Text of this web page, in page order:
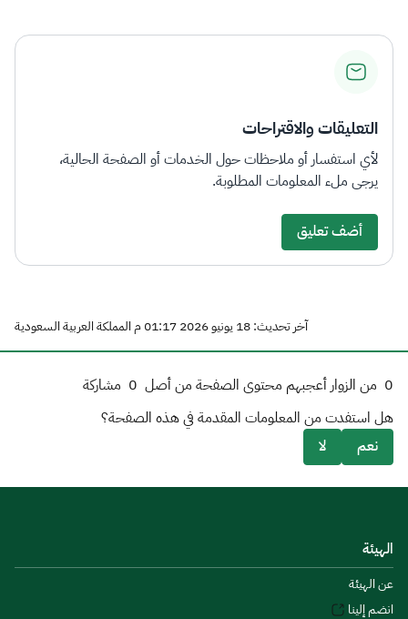
التعليقات والاقتراحات
لأي استفسار أو ملاحظات حول الخدمات أو الصفحة الحالية،
يرجى ملء المعلومات المطلوبة.
أضف تعليق
آخر تحديث: 18 يونيو 2026 01:17 م المملكة العربية السعودية
0 من الزوار أعجبهم محتوى الصفحة من أصل 0 مشاركة
هل استفدت من المعلومات المقدمة في هذه الصفحة؟
نعم
لا
الهيئة
عن الهيئة
انضم إلينا